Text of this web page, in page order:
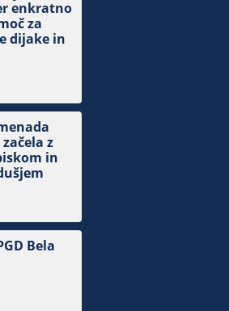
enkratno
za
dijake in
začela z
in
Bela